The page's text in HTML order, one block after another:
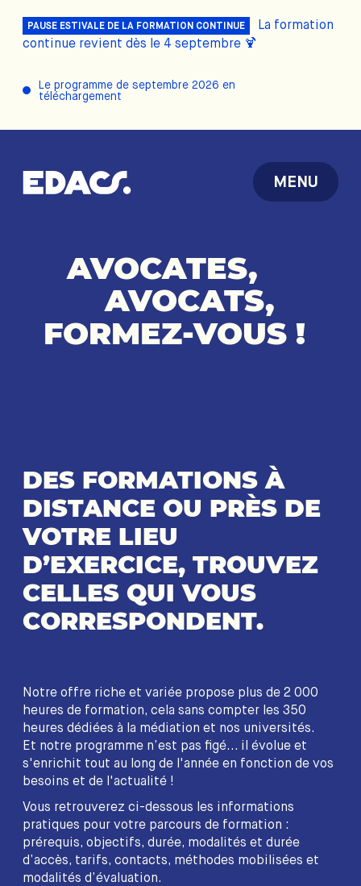
PAUSE ESTIVALE DE LA FORMATION CONTINUE
La formation
continue revient dès le 4 septembre 🍹
Le programme de septembre 2026 en
téléchargement
MENU
AVOCATES,
AVOCATS,
FORMEZ-VOUS !
DES FORMATIONS À
DISTANCE OU PRÈS DE
VOTRE LIEU
D’EXERCICE, TROUVEZ
CELLES QUI VOUS
CORRESPONDENT.
Notre offre riche et variée propose plus de 2 000
heures de formation, cela sans compter les 350
heures dédiées à la médiation et nos universités.
Et notre programme n’est pas figé... il évolue et
s'enrichit tout au long de l'année en fonction de vos
besoins et de l'actualité !
Vous retrouverez ci-dessous les informations
pratiques pour votre parcours de formation :
prérequis, objectifs, durée, modalités et durée
d’accès, tarifs, contacts, méthodes mobilisées et
modalités d’évaluation.